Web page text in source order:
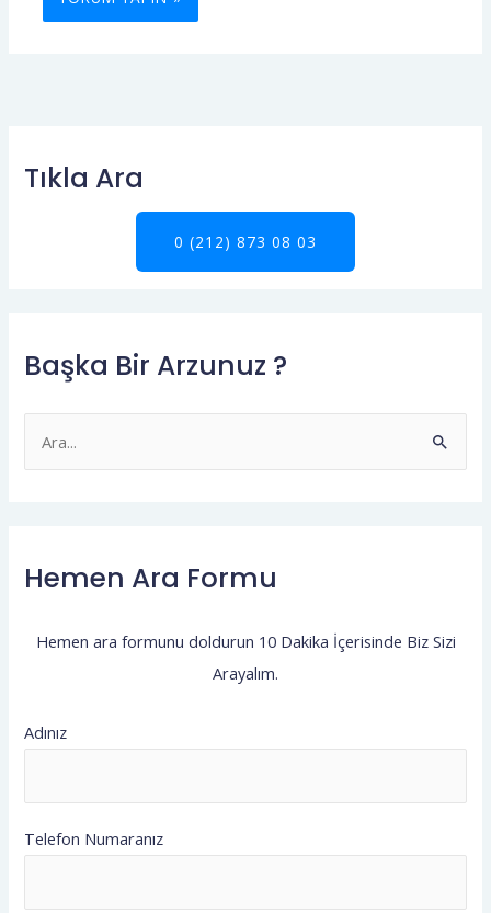
Tıkla Ara
0 (212) 873 08 03
Başka Bir Arzunuz ?
e
c
:
Hemen Ara Formu
Hemen ara formunu doldurun 10 Dakika İçerisinde Biz Sizi
Arayalım.
Adınız
Telefon Numaranız